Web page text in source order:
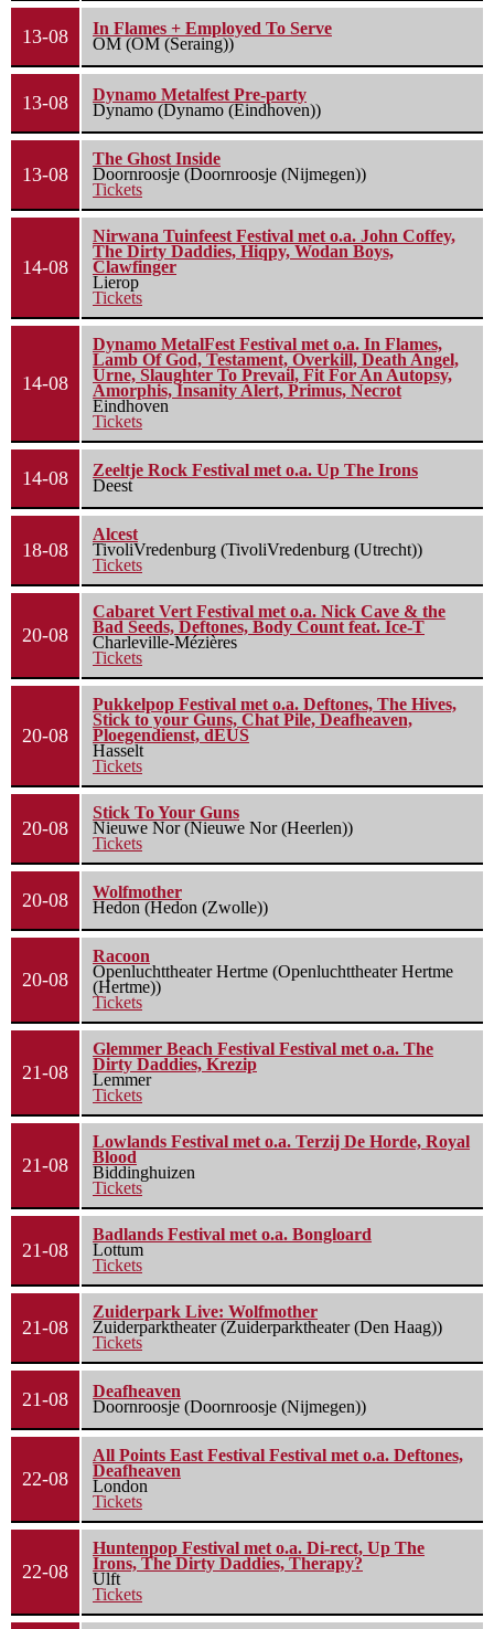
13-08
In Flames + Employed To Serve
OM (OM (Seraing))
13-08
Dynamo Metalfest Pre-party
Dynamo (Dynamo (Eindhoven))
13-08
The Ghost Inside
Doornroosje (Doornroosje (Nijmegen))
Tickets
14-08
Nirwana Tuinfeest Festival met o.a. John Coffey,
The Dirty Daddies, Hiqpy, Wodan Boys,
Clawfinger
Lierop
Tickets
14-08
Dynamo MetalFest Festival met o.a. In Flames,
Lamb Of God, Testament, Overkill, Death Angel,
Urne, Slaughter To Prevail, Fit For An Autopsy,
Amorphis, Insanity Alert, Primus, Necrot
Eindhoven
Tickets
14-08
Zeeltje Rock Festival met o.a. Up The Irons
Deest
18-08
Alcest
TivoliVredenburg (TivoliVredenburg (Utrecht))
Tickets
20-08
Cabaret Vert Festival met o.a. Nick Cave & the
Bad Seeds, Deftones, Body Count feat. Ice-T
Charleville-Mézières
Tickets
20-08
Pukkelpop Festival met o.a. Deftones, The Hives,
Stick to your Guns, Chat Pile, Deafheaven,
Ploegendienst, dEUS
Hasselt
Tickets
20-08
Stick To Your Guns
Nieuwe Nor (Nieuwe Nor (Heerlen))
Tickets
20-08
Wolfmother
Hedon (Hedon (Zwolle))
20-08
Racoon
Openluchttheater Hertme (Openluchttheater Hertme
(Hertme))
Tickets
21-08
Glemmer Beach Festival Festival met o.a. The
Dirty Daddies, Krezip
Lemmer
Tickets
21-08
Lowlands Festival met o.a. Terzij De Horde, Royal
Blood
Biddinghuizen
Tickets
21-08
Badlands Festival met o.a. Bongloard
Lottum
Tickets
21-08
Zuiderpark Live: Wolfmother
Zuiderparktheater (Zuiderparktheater (Den Haag))
Tickets
21-08
Deafheaven
Doornroosje (Doornroosje (Nijmegen))
22-08
All Points East Festival Festival met o.a. Deftones,
Deafheaven
London
Tickets
22-08
Huntenpop Festival met o.a. Di-rect, Up The
Irons, The Dirty Daddies, Therapy?
Ulft
Tickets